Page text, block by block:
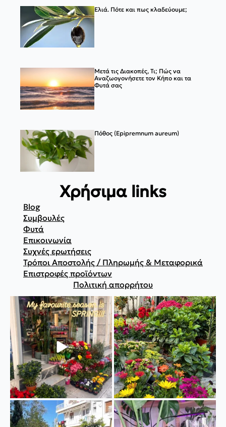
Ελιά. Πότε και πως κλαδεύουμε;
Μετά τις Διακοπές, Τι; Πώς να
Αναζωογονήσετε τον Κήπο και τα
Φυτά σας
Πόθος (Epipremnum aureum)
Χρήσιμα links
Blog
Συμβουλές
Φυτά
Επικοινωνία
Συχνές ερωτήσεις
Τρόποι Αποστολής / Πληρωμής & Μεταφορικά
Επιστροφές προϊόντων
Πολιτική απορρήτου
#spring #plants #instalike
#instagood...
33 0
🌺🌸🌼
#fytopolio #pireus #spring
#itsspring...
16 0
“Fytopolio Landscaping”
Διαμόρφωση κήπου....
🪴Διακοσμήστε με χρωματιστά
φυτά και τον εσωτερικό...